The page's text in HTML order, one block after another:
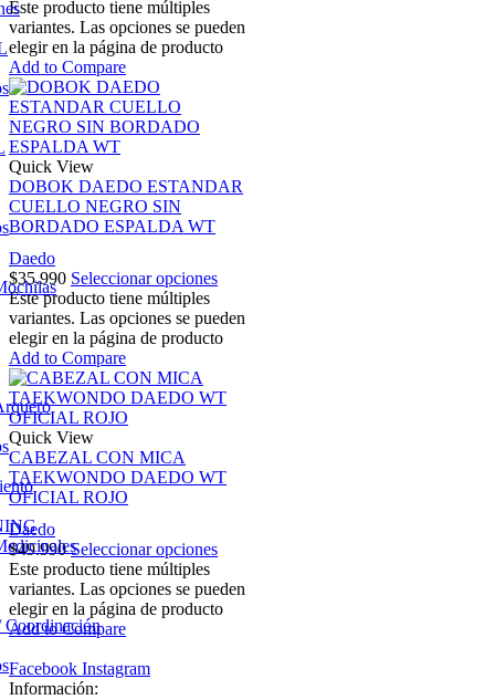
Este producto tiene múltiples
variantes. Las opciones se pueden
elegir en la página de producto
Add to Compare
Quick View
DOBOK DAEDO ESTANDAR
CUELLO NEGRO SIN
BORDADO ESPALDA WT
Daedo
$35.990 Seleccionar opciones
Este producto tiene múltiples
variantes. Las opciones se pueden
elegir en la página de producto
Add to Compare
Quick View
CABEZAL CON MICA
TAEKWONDO DAEDO WT
OFICIAL ROJO
Daedo
$49.990 Seleccionar opciones
Este producto tiene múltiples
variantes. Las opciones se pueden
elegir en la página de producto
Add to Compare
Facebook Instagram
Información: